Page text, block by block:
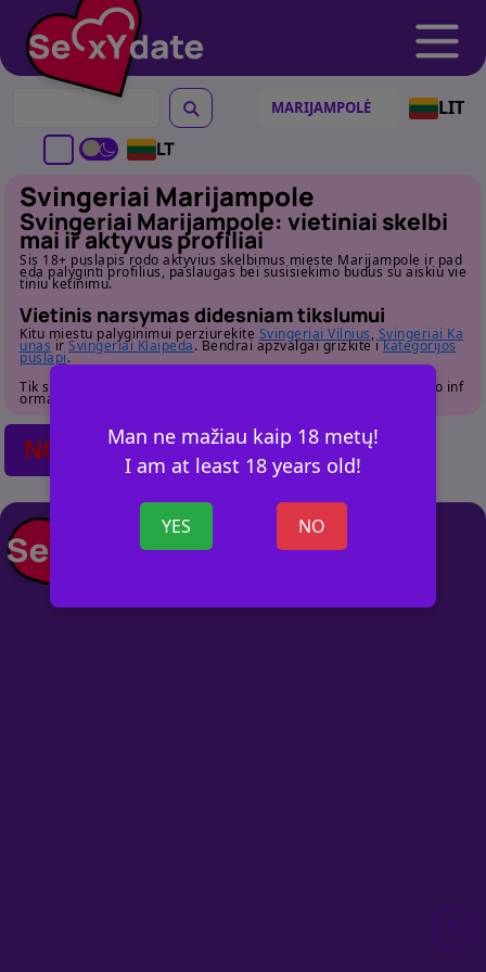
LIT
LT
Man ne mažiau kaip 18 metų!
I am at least 18 years old!
YES NO
Svingeriai Marijampole
Svingeriai Marijampole: vietiniai skelbi
mai ir aktyvus profiliai
Sis 18+ puslapis rodo aktyvius skelbimus mieste Marijampole ir pad
eda palyginti profilius, paslaugas bei susisiekimo budus su aiskiu vie
tiniu ketinimu.
Vietinis narsymas didesniam tikslumui
Kitu miestu palyginimui perziurekite Svingeriai Vilnius, Svingeriai Ka
unas ir Svingeriai Klaipeda. Bendrai apzvalgai grizkite ikategorijos
puslapi.
Tik suaugusiems. Pries susisiekdami atidziai perziurekite profilio inf
ormacija.
NO POSTS FOUND
+ SKELBIMĄ